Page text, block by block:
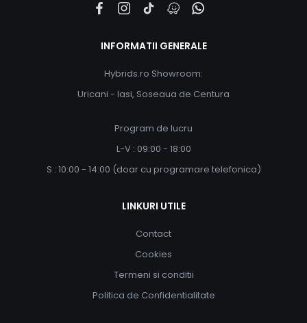
INFORMATII GENERALE
Hybrids.ro Showroom:
Uricani - Iasi, Soseaua de Centura
Program de lucru
L-V : 09:00 - 18:00
S : 10:00 - 14:00 (doar cu programare telefonica)
LINKURI UTILE
Contact
Cookies
Termeni si conditii
Politica de Confidentialitate